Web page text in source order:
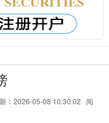
：2026-05-08 10:30:02
阅